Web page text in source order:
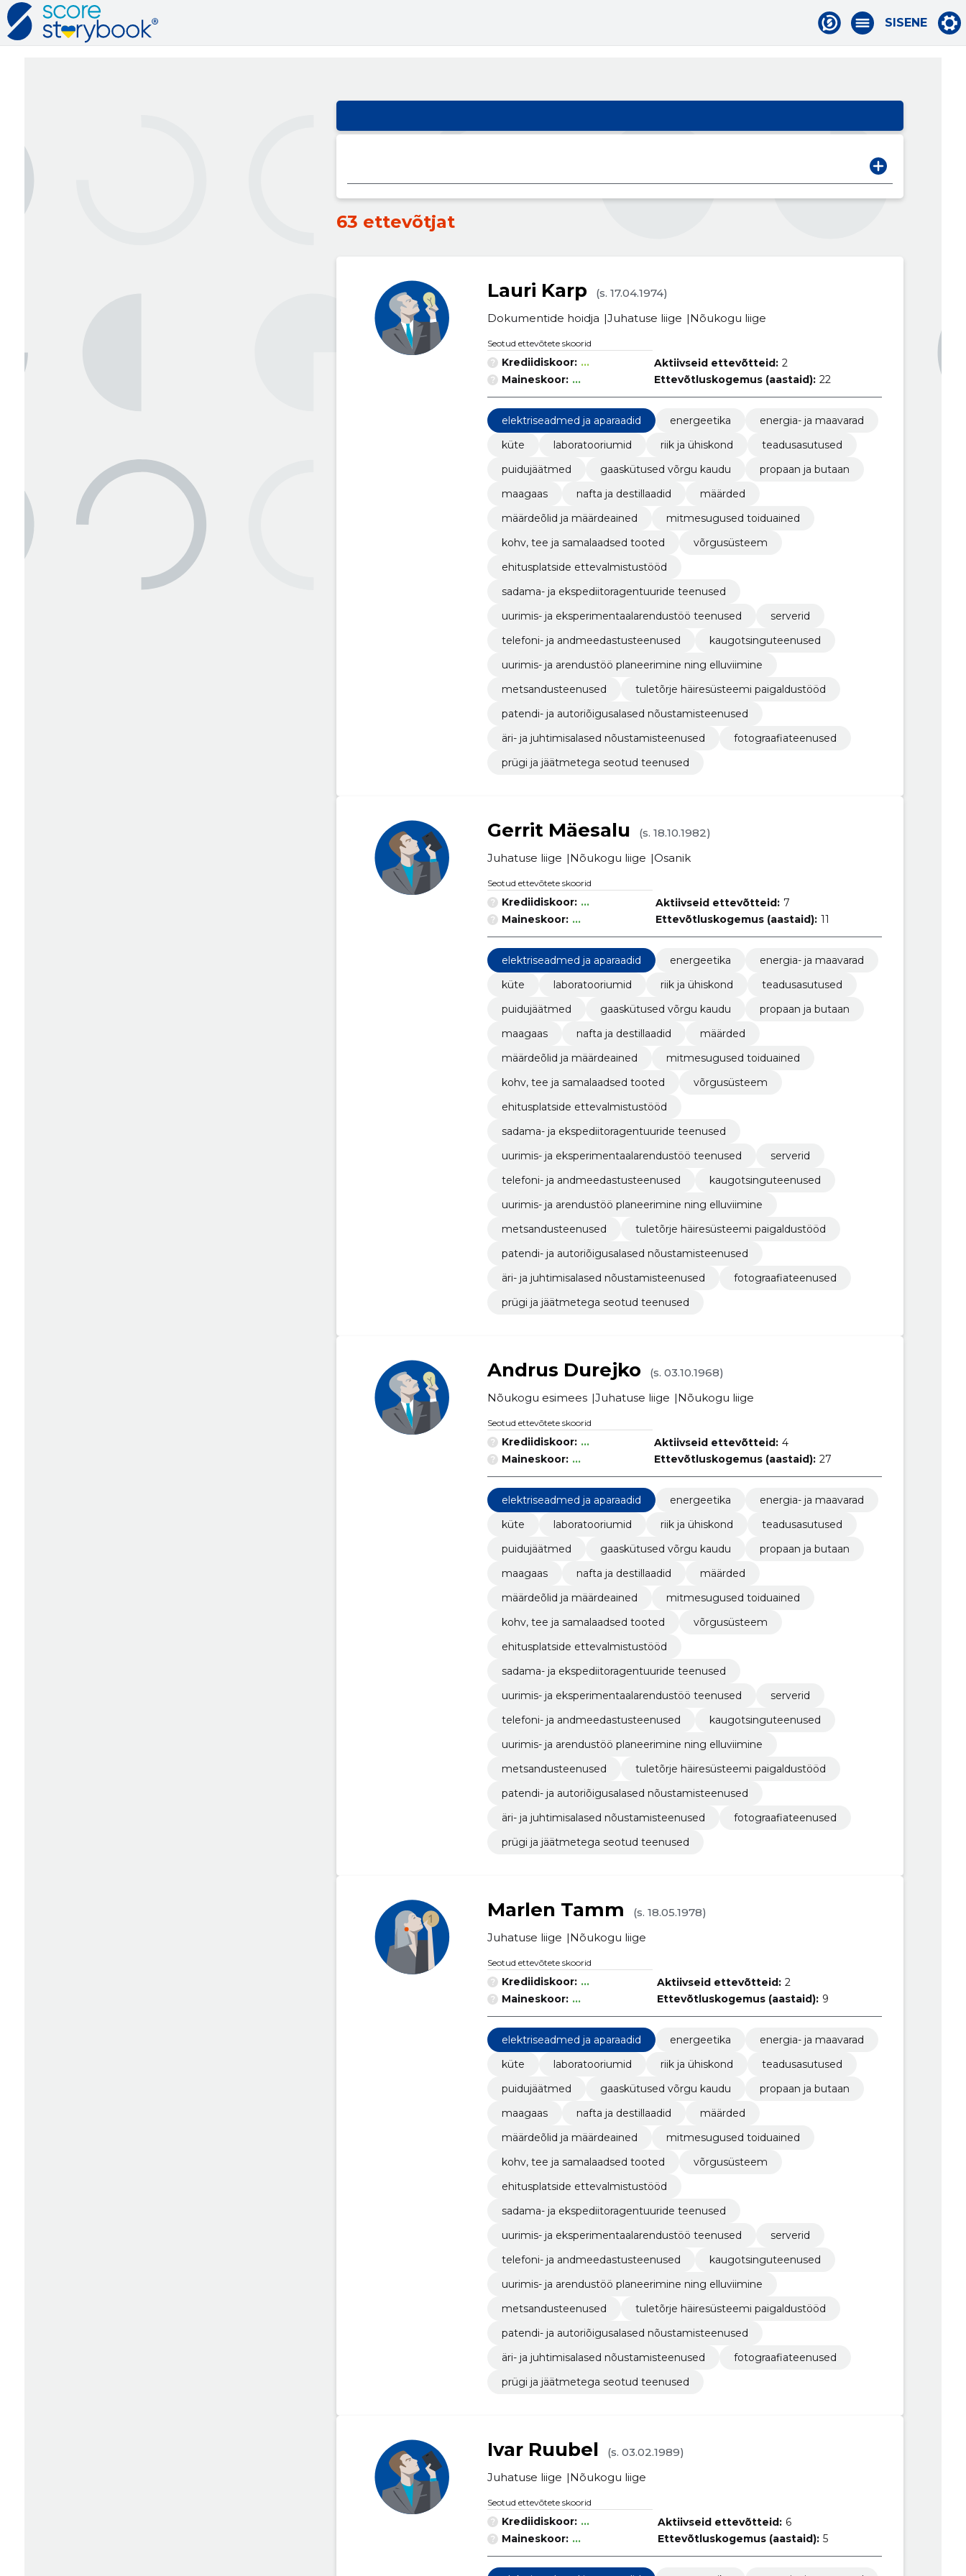
SISENE
63 ettevõtjat
Lauri Karp
(s. 17.04.1974)
Dokumentide hoidja
Juhatuse liige Nõukogu liige
Seotud ettevõtete skoorid
Krediidiskoor: ...
Maineskoor: ...
Aktiivseid ettevõtteid: 2
Ettevõtluskogemus (aastaid): 22
elektriseadmed ja aparaadid energeetika
energia- ja maavarad
küte
laboratooriumid riik ja ühiskond
teadusasutused
puidujäätmed
gaaskütused võrgu kaudu
propaan ja butaan
maagaas
nafta ja destillaadid
määrded
määrdeõlid ja määrdeained
mitmesugused toiduained
kohv, tee ja samalaadsed tooted
võrgusüsteem
ehitusplatside ettevalmistustööd
sadama- ja ekspediitoragentuuride teenused
uurimis- ja eksperimentaalarendustöö teenused
serverid
telefoni- ja andmeedastusteenused
kaugotsinguteenused
uurimis- ja arendustöö planeerimine ning elluviimine
metsandusteenused
tuletõrje häiresüsteemi paigaldustööd
patendi- ja autoriõigusalased nõustamisteenused
äri- ja juhtimisalased nõustamisteenused
fotograafiateenused
prügi ja jäätmetega seotud teenused
Gerrit Mäesalu
(s. 18.10.1982)
Juhatuse liige
Nõukogu liige Osanik
Seotud ettevõtete skoorid
Krediidiskoor: ...
Maineskoor: ...
Aktiivseid ettevõtteid: 7
Ettevõtluskogemus (aastaid): 11
elektriseadmed ja aparaadid energeetika
energia- ja maavarad
küte
laboratooriumid riik ja ühiskond
teadusasutused
puidujäätmed
gaaskütused võrgu kaudu
propaan ja butaan
maagaas
nafta ja destillaadid
määrded
määrdeõlid ja määrdeained
mitmesugused toiduained
kohv, tee ja samalaadsed tooted
võrgusüsteem
ehitusplatside ettevalmistustööd
sadama- ja ekspediitoragentuuride teenused
uurimis- ja eksperimentaalarendustöö teenused
serverid
telefoni- ja andmeedastusteenused
kaugotsinguteenused
uurimis- ja arendustöö planeerimine ning elluviimine
metsandusteenused
tuletõrje häiresüsteemi paigaldustööd
patendi- ja autoriõigusalased nõustamisteenused
äri- ja juhtimisalased nõustamisteenused
fotograafiateenused
prügi ja jäätmetega seotud teenused
Andrus Durejko
(s. 03.10.1968)
Nõukogu esimees Juhatuse liige Nõukogu liige
Seotud ettevõtete skoorid
Krediidiskoor: ...
Maineskoor: ...
Aktiivseid ettevõtteid: 4
Ettevõtluskogemus (aastaid): 27
elektriseadmed ja aparaadid energeetika
energia- ja maavarad
küte
laboratooriumid riik ja ühiskond
teadusasutused
puidujäätmed
gaaskütused võrgu kaudu
propaan ja butaan
maagaas
nafta ja destillaadid
määrded
määrdeõlid ja määrdeained
mitmesugused toiduained
kohv, tee ja samalaadsed tooted
võrgusüsteem
ehitusplatside ettevalmistustööd
sadama- ja ekspediitoragentuuride teenused
uurimis- ja eksperimentaalarendustöö teenused
serverid
telefoni- ja andmeedastusteenused
kaugotsinguteenused
uurimis- ja arendustöö planeerimine ning elluviimine
metsandusteenused
tuletõrje häiresüsteemi paigaldustööd
patendi- ja autoriõigusalased nõustamisteenused
äri- ja juhtimisalased nõustamisteenused
fotograafiateenused
prügi ja jäätmetega seotud teenused
Marlen Tamm
(s. 18.05.1978)
Juhatuse liige
Nõukogu liige
Seotud ettevõtete skoorid
Krediidiskoor: ...
Maineskoor: ...
Aktiivseid ettevõtteid: 2
Ettevõtluskogemus (aastaid): 9
elektriseadmed ja aparaadid energeetika
energia- ja maavarad
küte
laboratooriumid riik ja ühiskond
teadusasutused
puidujäätmed
gaaskütused võrgu kaudu
propaan ja butaan
maagaas
nafta ja destillaadid
määrded
määrdeõlid ja määrdeained
mitmesugused toiduained
kohv, tee ja samalaadsed tooted
võrgusüsteem
ehitusplatside ettevalmistustööd
sadama- ja ekspediitoragentuuride teenused
uurimis- ja eksperimentaalarendustöö teenused
serverid
telefoni- ja andmeedastusteenused
kaugotsinguteenused
uurimis- ja arendustöö planeerimine ning elluviimine
metsandusteenused
tuletõrje häiresüsteemi paigaldustööd
patendi- ja autoriõigusalased nõustamisteenused
äri- ja juhtimisalased nõustamisteenused
fotograafiateenused
prügi ja jäätmetega seotud teenused
Ivar Ruubel
(s. 03.02.1989)
Juhatuse liige
Nõukogu liige
Seotud ettevõtete skoorid
Krediidiskoor: ...
Maineskoor: ...
Aktiivseid ettevõtteid: 6
Ettevõtluskogemus (aastaid): 5